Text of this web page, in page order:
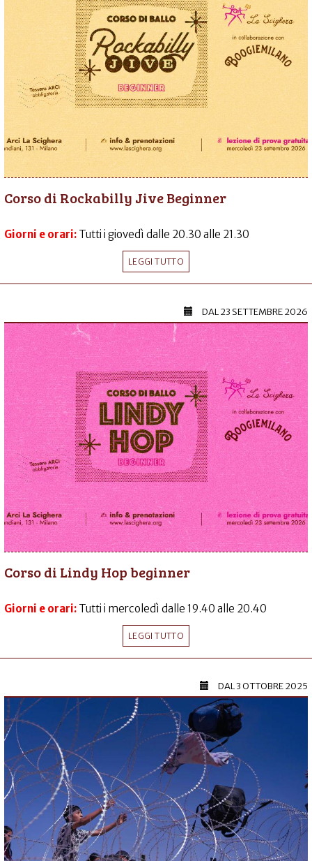
Corso di Rockabilly Jive Beginner
Giorni e orari: Tutti i giovedì dalle 20.30 alle 21.30
LEGGI TUTTO
DAL23 SETTEMBRE 2026
Corso di Lindy Hop beginner
Giorni e orari: Tutti i mercoledì dalle 19.40 alle 20.40
LEGGI TUTTO
DAL3 OTTOBRE 2025